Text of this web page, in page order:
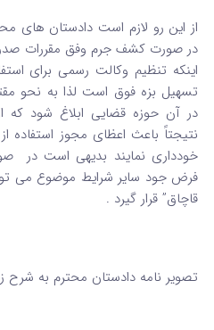
از این رو لازم است دادستان
در صورت کشف جرم وفق مقررات
اینکه تنظیم وکالت رسمی برای
تسهیل بزه فوق است لذا به نحو
در آن حوزه قضایی ابلاغ شود
نتیجتاً باعث اعظای مجوز استفاده
خودداری نمایند بدیهی است در
فرض جود سایر شرایط موضوع می
قاچاق” قرار گیرد .
تصویر نامه دادستان محترم به شرح